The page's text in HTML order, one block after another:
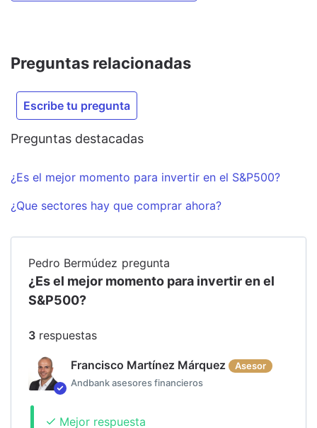
Preguntas relacionadas
Escribe tu pregunta
Preguntas destacadas
¿Es el mejor momento para invertir en el S&P500?
¿Que sectores hay que comprar ahora?
Pedro Bermúdez pregunta
¿Es el mejor momento para invertir en el
S&P500?
3 respuestas
Francisco Martínez Márquez
Asesor
Andbank asesores financieros
Mejor respuesta